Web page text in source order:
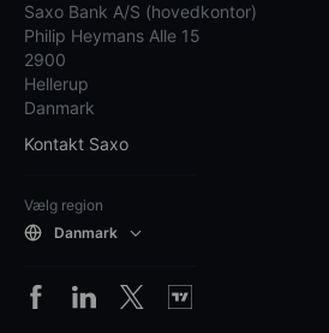
Saxo Bank A/S (hovedkontor)
Philip Heymans Alle 15
2900
Hellerup
Danmark
Kontakt Saxo
Vælg region
Danmark